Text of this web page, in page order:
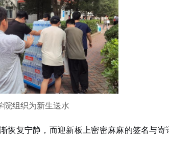
院组织为新生送水
恢复宁静，而迎新板上密密麻麻的签名与寄